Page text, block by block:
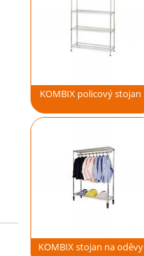
KOMBIX policový stojan
KOMBIX stojan na oděvy